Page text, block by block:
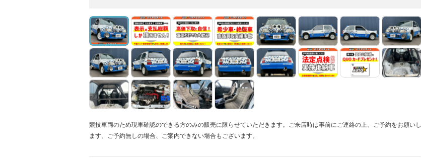
競技車両のため現車確認のできる方のみの販売に限らせていただきます。ご来店時は事前にご連絡の上、ご予約をお願いし
ます。ご予約無しの場合、ご案内できない場合もございます。